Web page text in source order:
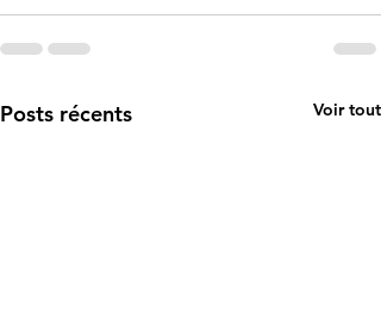
Posts récents Voir tout